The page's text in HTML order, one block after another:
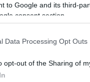
to Google and its third-
consent section.
Data Processing Opt Outs
opt-out of the Sharing of
αφού ο Φαλ δεν
Απρίλιο του 2025,
με την
μέτρησε 7.1
παιχνίδι του είχε